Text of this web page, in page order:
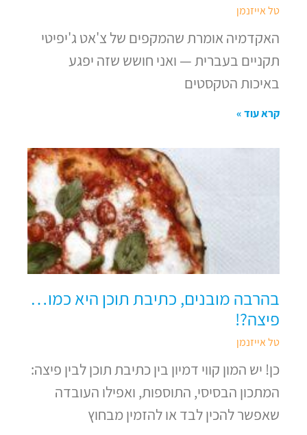
טל אייזנמן
האקדמיה אומרת שהמקפים של צ'אט ג'יפיטי
תקניים בעברית — ואני חושש שזה יפגע
באיכות הטקסטים
קרא עוד »
בהרבה מובנים, כתיבת תוכן היא כמו…
פיצה?!
טל אייזנמן
כן! יש המון קווי דמיון בין כתיבת תוכן לבין פיצה:
המתכון הבסיסי, התוספות, ואפילו העובדה
שאפשר להכין לבד או להזמין מבחוץ